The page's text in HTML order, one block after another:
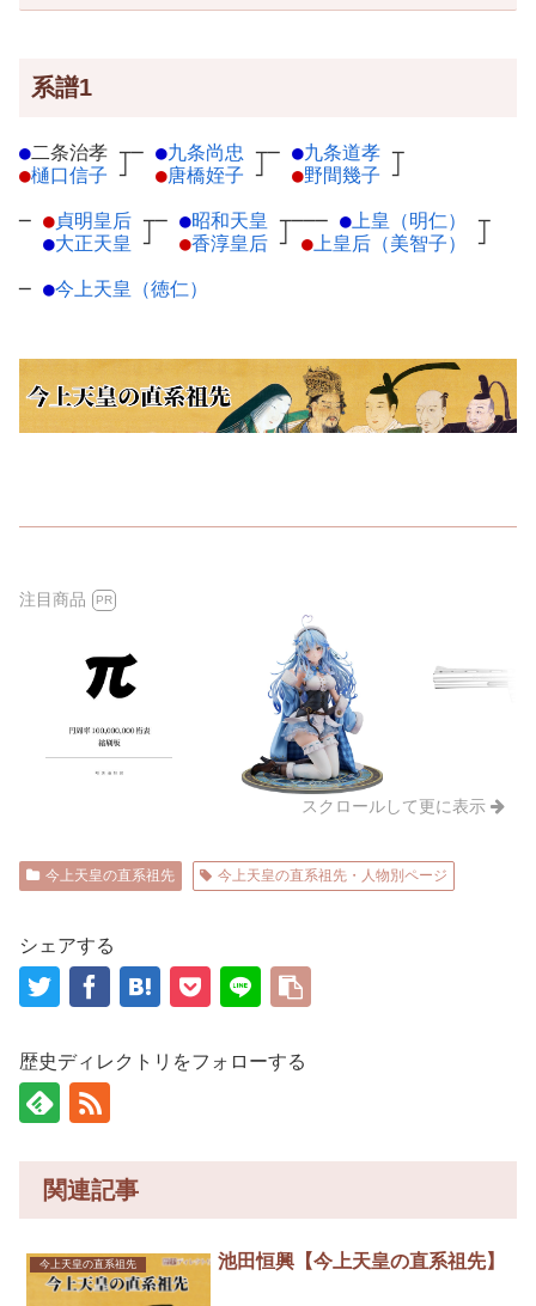
系譜1
●二条治孝 ┬
●樋口信子 ┘
─ ●九条尚忠 ┬
●唐橋姪子 ┘
─ ●九条道孝 ┬
●野間幾子 ┘
─ ●貞明皇后 ┬
●大正天皇 ┘
─ ●昭和天皇 ┬
●香淳皇后 ┘
─── ● 上皇（明仁）
┬
● 上皇后（美智子） ┘
─ ●今上天皇（徳仁）
注目商品 PR
スクロールして更に表示
今上天皇の直系祖先 今上天皇の直系祖先・人物別ページ
シェアする
歴史ディレクトリをフォローする
関連記事
今上天皇の直系祖先 池田恒興【今上天皇の直系祖先】